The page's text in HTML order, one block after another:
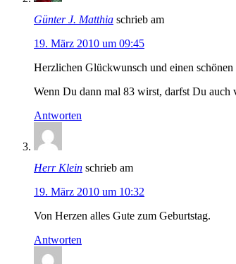
Günter J. Matthia schrieb am
19. März 2010 um 09:45
Herzlichen Glückwunsch und einen schönen
Wenn Du dann mal 83 wirst, darfst Du auch
Antworten
Herr Klein schrieb am
19. März 2010 um 10:32
Von Herzen alles Gute zum Geburtstag.
Antworten